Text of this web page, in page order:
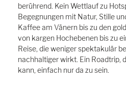
berührend. Kein Wettlauf zu
Begegnungen mit Natur, Stille
Kaffee am Vänern bis zu den
von kargen Hochebenen bis zu
Reise, die weniger spektakulär
nachhaltiger wirkt. Ein Roadtrip,
kann, einfach nur da zu sein.